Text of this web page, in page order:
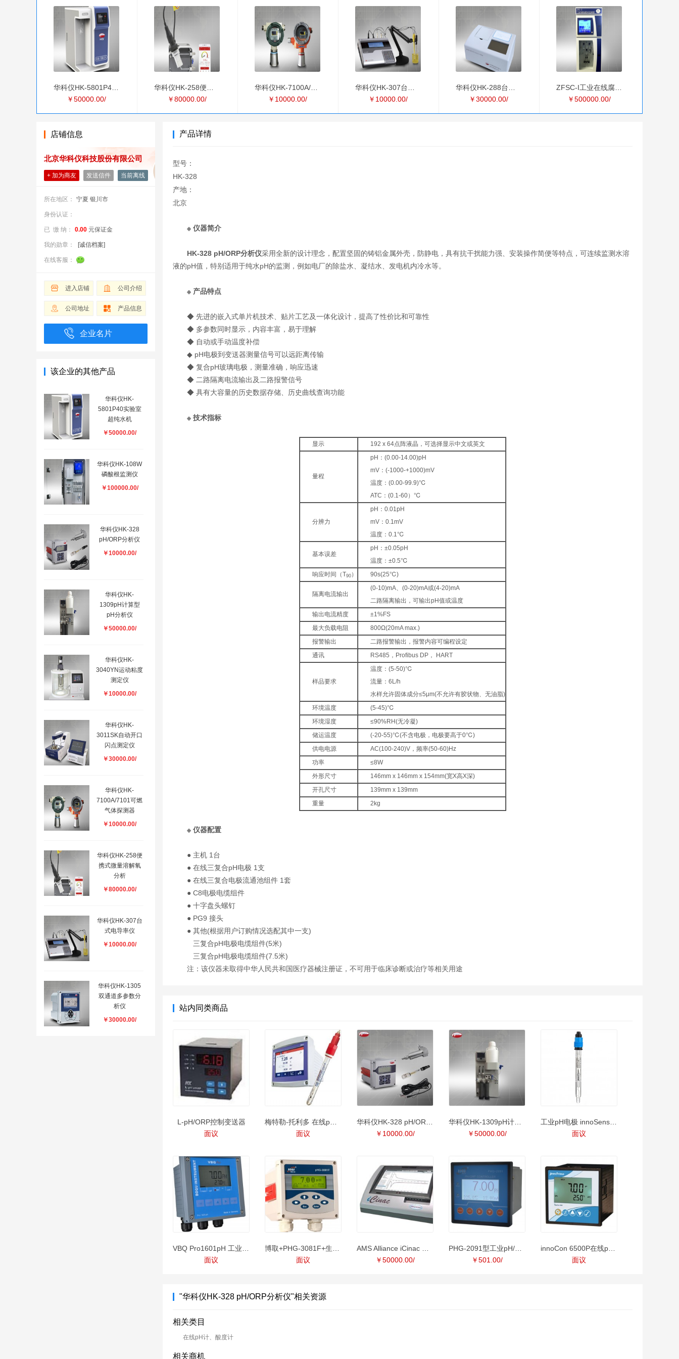
￥50000.00/
￥80000.00/
￥10000.00/
￥10000.00/
￥30000.00/
￥500000.00/
店铺信息
北京华科仪科技股份有限公司
+ 加为商友 发送信件 当前离线
所在地区： 宁夏 银川市
身份认证：
已 缴 纳： 0.00 元保证金
我的勋章： [诚信档案]
在线客服：
进入店铺 公司介绍
公司地址 产品信息
企业名片
该企业的其他产品
华科仪HK-
5801P40实验室
超纯水机
￥50000.00/
华科仪HK-108W
磷酸根监测仪
￥100000.00/
华科仪HK-328
pH/ORP分析仪
￥10000.00/
华科仪HK-
1309pH计算型
pH分析仪
￥50000.00/
华科仪HK-
3040YN运动粘度
测定仪
￥10000.00/
华科仪HK-
3011SK自动开口
闪点测定仪
￥30000.00/
华科仪HK-
7100A/7101可燃
气体探测器
￥10000.00/
华科仪HK-258便
携式微量溶解氧
分析
￥80000.00/
华科仪HK-307台
式电导率仪
￥10000.00/
华科仪HK-1305
双通道多参数分
析仪
￥30000.00/
产品详情
型号：
HK-328
产地：
北京
※ 仪器简介
HK-328 pH/ORP分析仪采用全新的设计理念，配置坚固的铸铝金属外壳，防静电，具有抗干扰能力强、安装操作简便等特点，可连续监测水溶
液的pH值，特别适用于纯水pH的监测，例如电厂的除盐水、凝结水、发电机内冷水等。
※ 产品特点
◆ 先进的嵌入式单片机技术、贴片工艺及一体化设计，提高了性价比和可靠性
◆ 多参数同时显示，内容丰富，易于理解
◆ 自动或手动温度补偿
◆ pH电极到变送器测量信号可以远距离传输
◆ 复合pH玻璃电极，测量准确，响应迅速
◆ 二路隔离电流输出及二路报警信号
◆ 具有大容量的历史数据存储、历史曲线查询功能
※ 技术指标
显示 192 x 64点阵液晶，可选择显示中文或英文
量程
pH：(0.00-14.00)pH
mV：(-1000-+1000)mV
温度：(0.00-99.9)℃
ATC：(0.1-60）℃
分辨力
pH：0.01pH
mV：0.1mV
温度：0.1℃
基本误差
pH：±0.05pH
温度：±0.5℃
响应时间（T90 ） 90s(25℃)
隔离电流输出
(0-10)mA、(0-20)mA或(4-20)mA
二路隔离输出，可输出pH值或温度
输出电流精度
±1%FS
最大负载电阻
800Ω(20mA max.)
报警输出
二路报警输出，报警内容可编程设定
通讯
RS485，Profibus DP， HART
样品要求
温度：(5-50)℃
流量：6L/h
水样允许固体成分≤5μm(不允许有胶状物、无油脂)
环境温度
(5-45)℃
环境湿度
≤90%RH(无冷凝)
储运温度
(-20-55)℃(不含电极，电极要高于0℃)
供电电源
AC(100-240)V，频率(50-60)Hz
功率
≤8W
外形尺寸
146mm x 146mm x 154mm(宽X高X深)
开孔尺寸
139mm x 139mm
重量
2kg
※ 仪器配置
● 主机 1台
● 在线三复合pH电极 1支
● 在线三复合电极流通池组件 1套
● C8电极电缆组件
● 十字盘头螺钉
● PG9 接头
● 其他(根据用户订购情况选配其中一支)
三复合pH电极电缆组件(5米)
三复合pH电极电缆组件(7.5米)
注：该仪器未取得中华人民共和国医疗器械注册证，不可用于临床诊断或治疗等相关用途
站内同类商品
L-pH/ORP控制变送器
面议
面议
￥10000.00/
￥50000.00/
面议
面议
面议
￥50000.00/
￥501.00/
面议
"华科仪HK-328 pH/ORP分析仪"相关资源
相关类目
在线pH计、酸度计
相关商机